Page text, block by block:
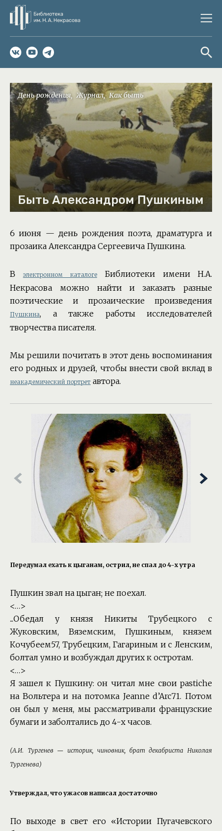
День рождения Журнал Как быть
Быть Александром Пушкиным
6 июня — день рождения поэта, драматурга и
прозаика Александра Сергеевича Пушкина.
Вэлектронном каталогеБиблиотеки имени Н.А.
Некрасова можно найти и заказать разные
поэтические и прозаические произведения
Пушкина, а также работы исследователей
творчества писателя.
Мы решили почитать в этот день воспоминания
его родных и друзей, чтобы внести свой вклад в
неакадемический портрет автора.
Передумал ехать к цыганам, острил, не спал до 4-х утра
Пушкин звал на цыган; не поехал.
<…>
...Обедал у князя Никиты Трубецкого с
Жуковским, Вяземским, Пушкиным, князем
Кочубеем57, Трубецким, Гагариным и с Ленским,
болтал умно и возбуждал других к остротам.
<…>
Я зашел к Пушкину: он читал мне свои pastiche
на Вольтера и на потомка Jeanne d’Arc71. Потом
он был у меня, мы рассматривали французские
бумаги и заболтались до 4-х часов.
(А.И. Тургенев — историк, чиновник, брат декабриста Николая
Тургенева)
Утверждал, что ужасов написал достаточно
По выходе в свет его «Истории Пугачевского